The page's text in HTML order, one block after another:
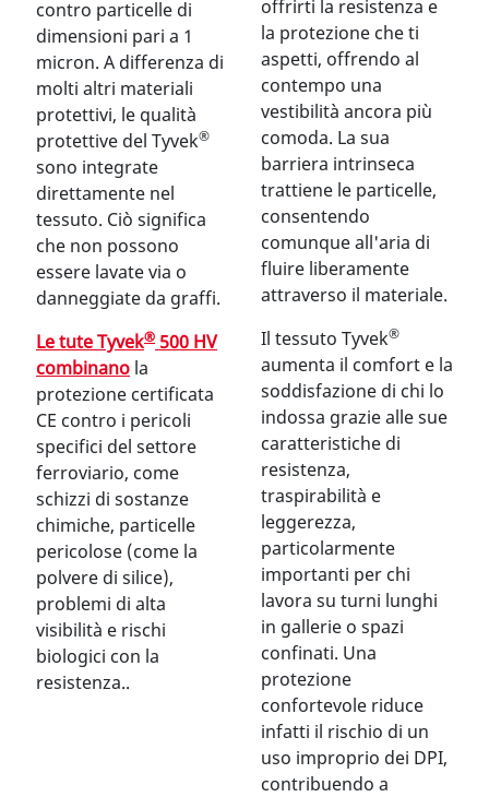
contro particelle di
dimensioni pari a 1
micron. A differenza di
molti altri materiali
protettivi, le qualità
protettive del Tyvek®
sono integrate
direttamente nel
tessuto. Ciò significa
che non possono
essere lavate via o
danneggiate da graffi.
Le tute Tyvek® 500 HV
combinano la
protezione certificata
CE contro i pericoli
specifici del settore
ferroviario, come
schizzi di sostanze
chimiche, particelle
pericolose (come la
polvere di silice),
problemi di alta
visibilità e rischi
biologici con la
resistenza..
offrirti la resistenza e
la protezione che ti
aspetti, offrendo al
contempo una
vestibilità ancora più
comoda. La sua
barriera intrinseca
trattiene le particelle,
consentendo
comunque all'aria di
fluire liberamente
attraverso il materiale.
Il tessuto Tyvek®
aumenta il comfort e la
soddisfazione di chi lo
indossa grazie alle sue
caratteristiche di
resistenza,
traspirabilità e
leggerezza,
particolarmente
importanti per chi
lavora su turni lunghi
in gallerie o spazi
confinati. Una
protezione
confortevole riduce
infatti il rischio di un
uso improprio dei DPI,
contribuendo a